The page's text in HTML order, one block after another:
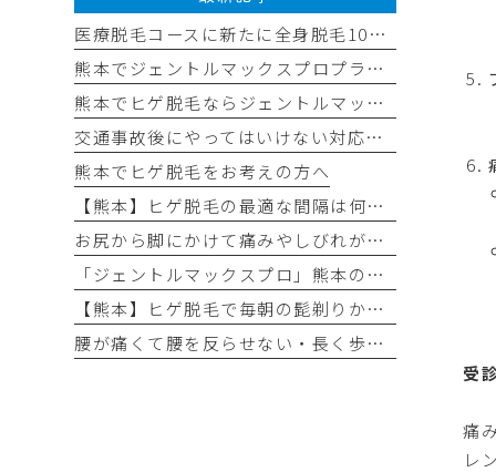
受
痛
レ
医療脱毛コースに新たに全身脱毛10回コースを追加しました✨
熊本でジェントルマックスプロプラスの医療脱毛なら平山整形外科医院
熊本でヒゲ脱毛ならジェントルマックスプロプラス導入の平山整形外科医院へ
交通事故後にやってはいけない対応チェックリスト
熊本でヒゲ脱毛をお考えの方へ
【熊本】ヒゲ脱毛の最適な間隔は何ヶ月？効果が出る理想の回数と頻度
お尻から脚にかけて痛みやしびれが出る（坐骨神経痛）
「ジェントルマックスプロ」熊本の医療脱毛なら｜最新モデル「ジェントルマックスプロプラス」がおすすめ！
【熊本】ヒゲ脱毛で毎朝の髭剃りから卒業！
腰が痛くて腰を反らせない・長く歩けない（腰部脊柱管狭窄症）